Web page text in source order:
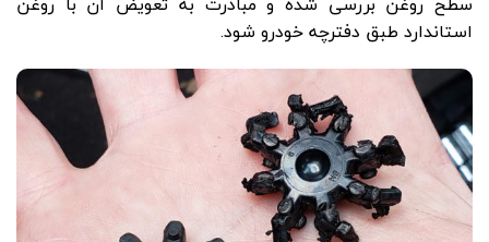
استاندارد طبق دفترچه خودرو شود.